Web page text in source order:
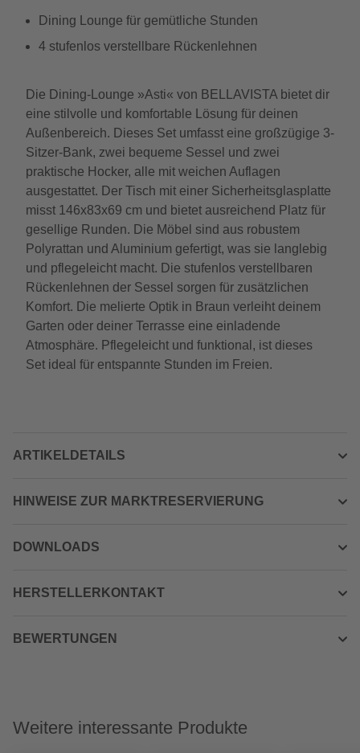
Dining Lounge für gemütliche Stunden
4 stufenlos verstellbare Rückenlehnen
Die Dining-Lounge »Asti« von BELLAVISTA bietet dir
eine stilvolle und komfortable Lösung für deinen
Außenbereich. Dieses Set umfasst eine großzügige 3-
Sitzer-Bank, zwei bequeme Sessel und zwei
praktische Hocker, alle mit weichen Auflagen
ausgestattet. Der Tisch mit einer Sicherheitsglasplatte
misst 146x83x69 cm und bietet ausreichend Platz für
gesellige Runden. Die Möbel sind aus robustem
Polyrattan und Aluminium gefertigt, was sie langlebig
und pflegeleicht macht. Die stufenlos verstellbaren
Rückenlehnen der Sessel sorgen für zusätzlichen
Komfort. Die melierte Optik in Braun verleiht deinem
Garten oder deiner Terrasse eine einladende
Atmosphäre. Pflegeleicht und funktional, ist dieses
Set ideal für entspannte Stunden im Freien.
ARTIKELDETAILS
HINWEISE ZUR MARKTRESERVIERUNG
DOWNLOADS
HERSTELLERKONTAKT
BEWERTUNGEN
Weitere interessante Produkte